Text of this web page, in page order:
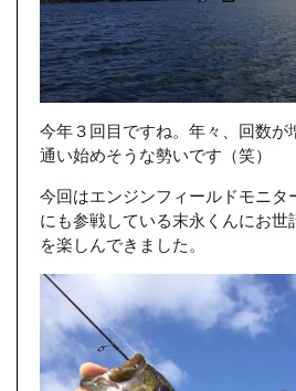
今年３回目ですね。年々、回数が
通い始めそうな勢いです（笑）
今回はエンジンフィールドモニタ
にも参戦している末永くんにお世
を楽しんできました。